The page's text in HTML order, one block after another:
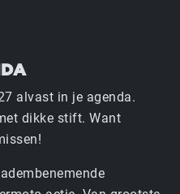
alvast in je agenda.
dikke stift. Want